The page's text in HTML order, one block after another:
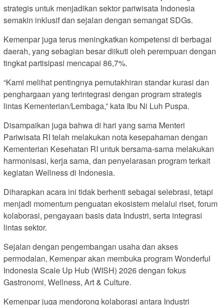
strategis untuk menjadikan sektor pariwisata Indonesia
semakin inklusif dan sejalan dengan semangat SDGs.
Kemenpar juga terus meningkatkan kompetensi di berbagai
daerah, yang sebagian besar diikuti oleh perempuan dengan
tingkat partisipasi mencapai 86,7%.
“Kami melihat pentingnya pemutakhiran standar kurasi dan
penghargaan yang terintegrasi dengan program strategis
lintas Kementerian/Lembaga,” kata Ibu Ni Luh Puspa.
Disampaikan juga bahwa di hari yang sama Menteri
Pariwisata RI telah melakukan nota kesepahaman dengan
Kementerian Kesehatan RI untuk bersama-sama melakukan
harmonisasi, kerja sama, dan penyelarasan program terkait
kegiatan Wellness di Indonesia.
Diharapkan acara ini tidak berhenti sebagai selebrasi, tetapi
menjadi momentum penguatan ekosistem melalui riset, forum
kolaborasi, pengayaan basis data Industri, serta integrasi
lintas sektor.
Sejalan dengan pengembangan usaha dan akses
permodalan, Kemenpar akan membuka program Wonderful
Indonesia Scale Up Hub (WISH) 2026 dengan fokus
Gastronomi, Wellness, Art & Culture.
Kemenpar juga mendorong kolaborasi antara Industri